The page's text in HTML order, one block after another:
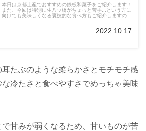
本日は京都土産でおすすめの鉄板和菓子をご紹介します！
また、今回は特別に生八ッ橋がちょっと苦手...という方に
向けても美味しくなる裏技的な食べ方もご紹介しますの
2022.10.17
耳たぶのような柔らかさとモチモチ感
冷たさと食べやすさでめっちゃ美味
で甘みが弱くなるため、甘いものが苦